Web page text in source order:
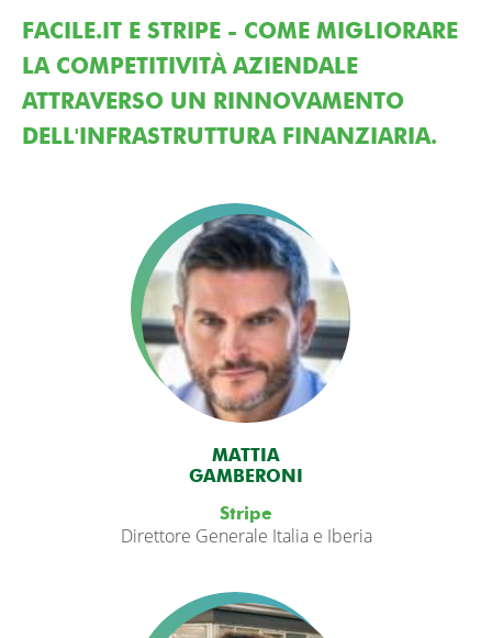
FACILE.IT E STRIPE - COME MIGLIORARE
LA COMPETITIVITÀ AZIENDALE
ATTRAVERSO UN RINNOVAMENTO
DELL'INFRASTRUTTURA FINANZIARIA.
MATTIA
GAMBERONI
Stripe
Direttore Generale Italia e Iberia